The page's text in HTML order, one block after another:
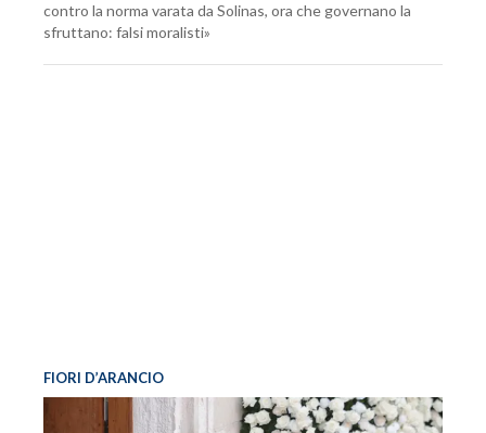
contro la norma varata da Solinas, ora che governano la
sfruttano: falsi moralisti»
FIORI D’ARANCIO